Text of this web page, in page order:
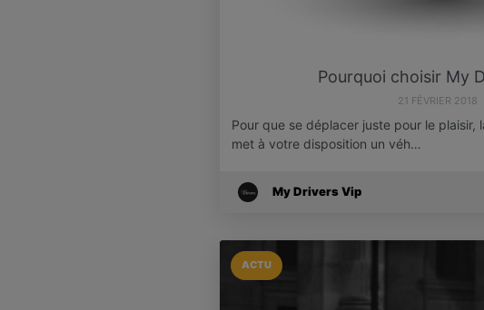
Pourquoi choisir My
21 FÉVRIER 2018
Pour que se déplacer juste pour le plaisir,
met à votre disposition un véh…
My Drivers Vip
ACTU